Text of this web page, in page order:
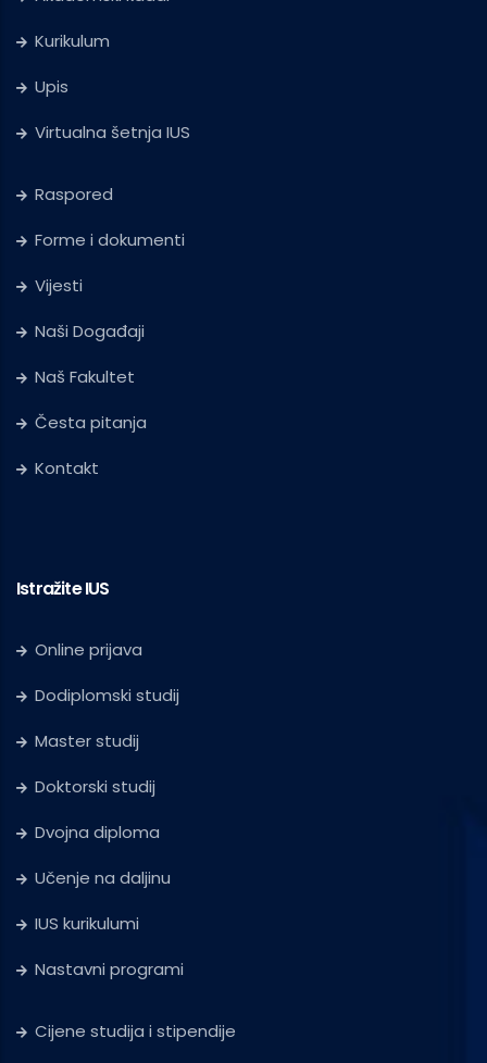
Kurikulum
Upis
Virtualna šetnja IUS
Raspored
Forme i dokumenti
Vijesti
Naši Događaji
Naš Fakultet
Česta pitanja
Kontakt
Istražite IUS
Online prijava
Dodiplomski studij
Master studij
Doktorski studij
Dvojna diploma
Učenje na daljinu
IUS kurikulumi
Nastavni programi
Cijene studija i stipendije